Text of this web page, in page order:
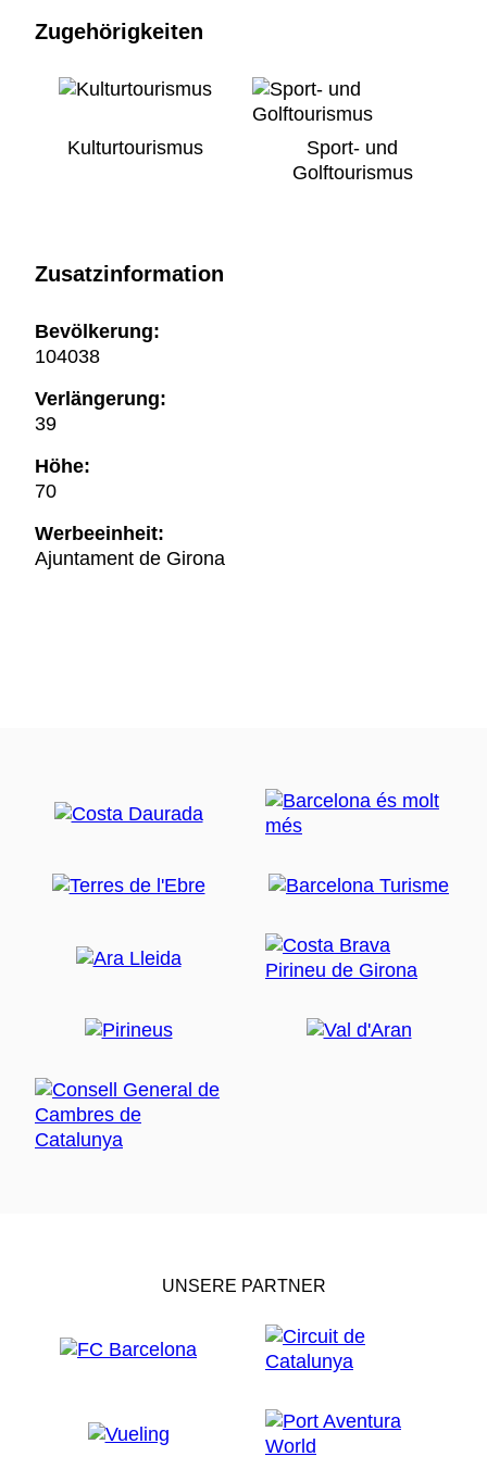
Zugehörigkeiten
Kulturtourismus
Sport- und
Golftourismus
Zusatzinformation
Bevölkerung:
104038
Verlängerung:
39
Höhe:
70
Werbeeinheit:
Ajuntament de Girona
UNSERE PARTNER